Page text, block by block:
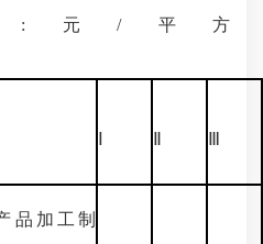
/平方
品加工制